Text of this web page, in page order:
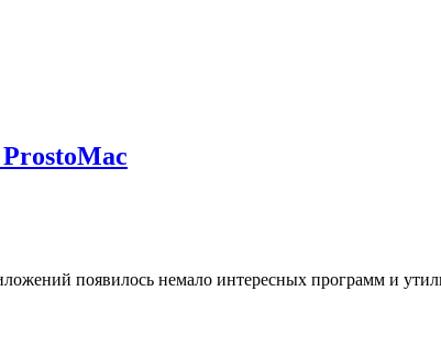
появилось немало интересных программ и